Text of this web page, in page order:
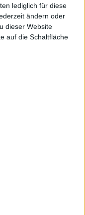
lediglich für diese
ändern oder
dieser Website
auf die Schaltfläche
dem sie 63% ihrer
58% bei
nutzte,
verwertete.